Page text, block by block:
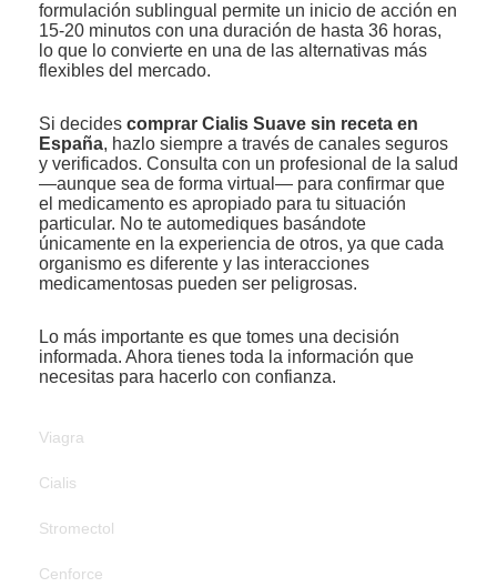
formulación sublingual permite un inicio de acción en
15-20 minutos con una duración de hasta 36 horas,
lo que lo convierte en una de las alternativas más
flexibles del mercado.
Si decides comprar Cialis Suave sin receta en
España, hazlo siempre a través de canales seguros
y verificados. Consulta con un profesional de la salud
—aunque sea de forma virtual— para confirmar que
el medicamento es apropiado para tu situación
particular. No te automediques basándote
únicamente en la experiencia de otros, ya que cada
organismo es diferente y las interacciones
medicamentosas pueden ser peligrosas.
Lo más importante es que tomes una decisión
informada. Ahora tienes toda la información que
necesitas para hacerlo con confianza.
Viagra
Cialis
Stromectol
Cenforce